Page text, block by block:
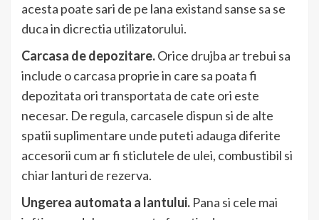
acesta poate sari de pe lana existand sanse sa se
duca in dicrectia utilizatorului.
Carcasa de depozitare.Orice drujba ar trebui sa
include o carcasa proprie in care sa poata fi
depozitata ori transportata de cate ori este
necesar. De regula, carcasele dispun si de alte
spatii suplimentare unde puteti adauga diferite
accesorii cum ar fi sticlutele de ulei, combustibil si
chiar lanturi de rezerva.
Ungerea automata a lantului. Pana si cele mai